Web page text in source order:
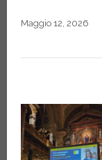
Maggio 12, 2026